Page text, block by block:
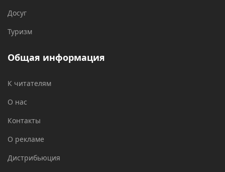
Досуг
Туризм
Общая информация
К читателям
О нас
Контакты
О рекламе
Дистрибьюция